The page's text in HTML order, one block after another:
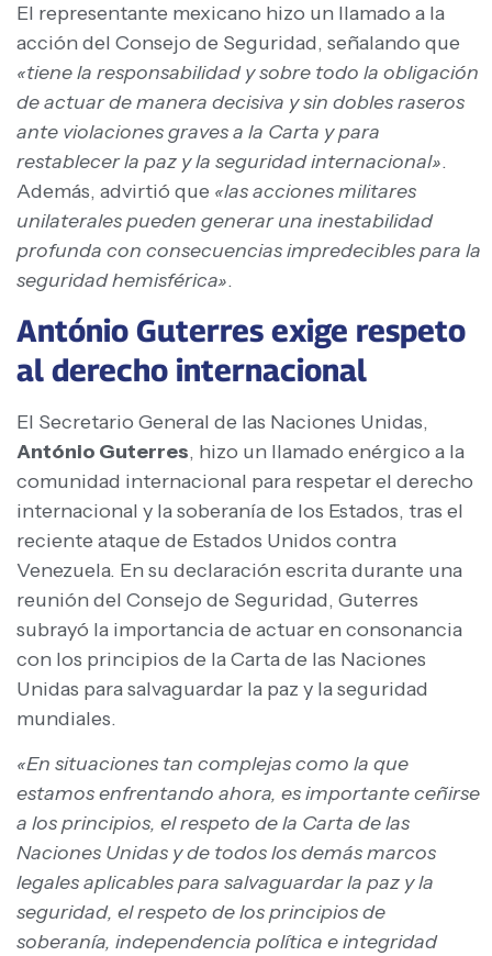
El representante mexicano hizo un llamado a la
acción del Consejo de Seguridad, señalando que
«tiene la responsabilidad y sobre todo la obligación
de actuar de manera decisiva y sin dobles raseros
ante violaciones graves a la Carta y para
restablecer la paz y la seguridad internacional».
Además, advirtió que «las acciones militares
unilaterales pueden generar una inestabilidad
profunda con consecuencias impredecibles para la
seguridad hemisférica».
António Guterres exige respeto
al derecho internacional
El Secretario General de las Naciones Unidas,
António Guterres, hizo un llamado enérgico a la
comunidad internacional para respetar el derecho
internacional y la soberanía de los Estados, tras el
reciente ataque de Estados Unidos contra
Venezuela. En su declaración escrita durante una
reunión del Consejo de Seguridad, Guterres
subrayó la importancia de actuar en consonancia
con los principios de la Carta de las Naciones
Unidas para salvaguardar la paz y la seguridad
mundiales.
«En situaciones tan complejas como la que
estamos enfrentando ahora, es importante ceñirse
a los principios, el respeto de la Carta de las
Naciones Unidas y de todos los demás marcos
legales aplicables para salvaguardar la paz y la
seguridad, el respeto de los principios de
soberanía, independencia política e integridad